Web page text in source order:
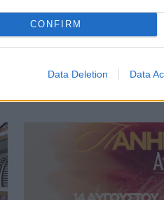
CONFIRM
Data Deletion Data
Οδηγοί Δασικών
ένταξη στο ανθυγιεινό